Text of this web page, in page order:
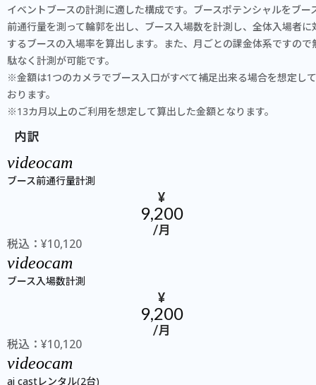
イベントブースの計測に適した構成です。ブースポテンシャルをブー
前通行量を測って輪郭を出し、ブース入場数を計測し、全体入場者に
するブースの入場率を算出します。また、月ごとの課金体系ですので
駄なく計測が可能です。
※金額は1つのカメラでブース入口がすべて補足出来る場合を想定して
おります。
※13カ月以上のご利用を想定して算出した金額となります。
内訳
videocam
ブース前通行量計測
¥
9,200
/月
税込：¥10,120
videocam
ブース入場数計測
¥
9,200
/月
税込：¥10,120
videocam
ai castレンタル(2台)